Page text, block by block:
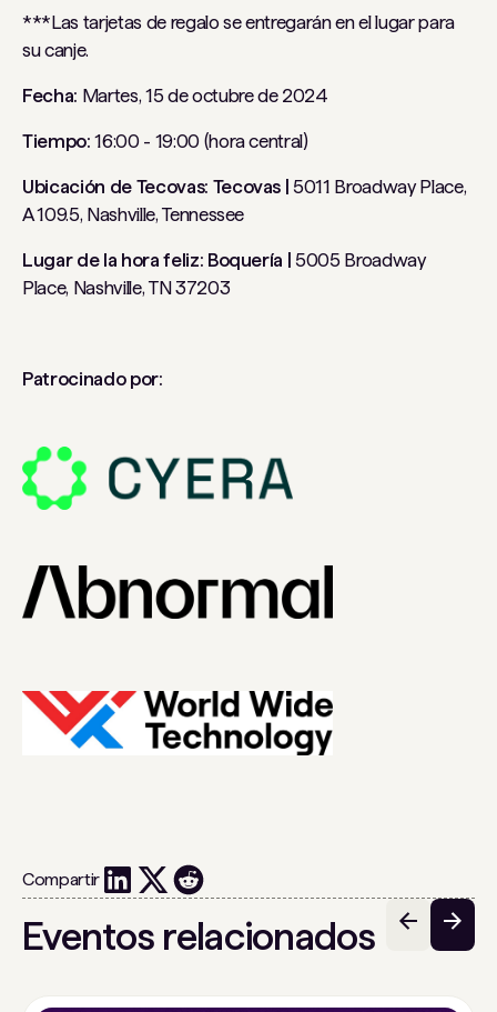
***Las tarjetas de regalo se entregarán en el lugar para
su canje.
Fecha: Martes, 15 de octubre de 2024
Tiempo:16:00 - 19:00 (hora central)
Ubicación de Tecovas: Tecovas |5011 Broadway Place,
A 109.5, Nashville, Tennessee
Lugar de la hora feliz: Boquería |5005 Broadway
Place, Nashville, TN 37203
Patrocinado por:
Compartir
Eventos relacionados